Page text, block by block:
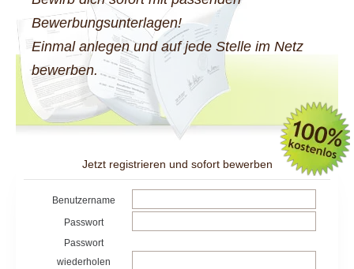
Bewerbungsunterlagen!
Einmal anlegen und auf jede Stelle im Netz
bewerben.
Jetzt registrieren und sofort bewerben
Benutzername
Passwort
Passwort
wiederholen